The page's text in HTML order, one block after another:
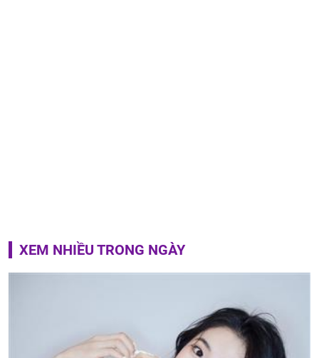
XEM NHIỀU TRONG NGÀY